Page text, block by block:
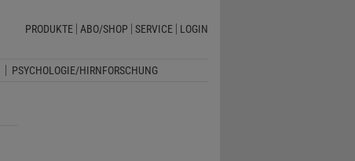
PRODUKTE ABO/SHOP SERVICE LOGIN
PSYCHOLOGIE/HIRNFORSCHUNG